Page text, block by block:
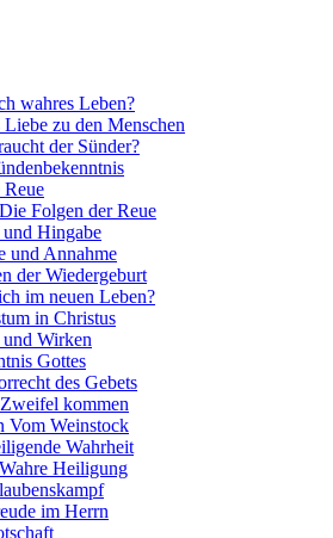
wahres Leben?
Liebe zu den Menschen
der Sünder?
Reue
Die Folgen der Reue
und Hingabe
und Annahme
der Wiedergeburt
im neuen Leben?
in Christus
Wirken
Gottes
des Gebets
kommen
Vom Weinstock
Wahrheit
Wahre Heiligung
im Herrn